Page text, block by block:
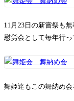
11月23日の新嘗祭も
慰労会として毎年行っ
舞姫達もこの舞納め会